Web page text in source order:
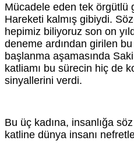
Mücadele eden tek örgütlü
Hareketi kalmış gibiydi.
hepimiz biliyoruz son on
deneme ardından girilen
başlanma aşamasında
katliamı bu sürecin hiç de
sinyallerini verdi.
Bu üç kadına, insanlığa
katline dünya insanı